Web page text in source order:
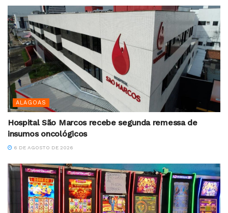
ALAGOAS
Hospital São Marcos recebe segunda remessa de
insumos oncológicos
6 DE AGOSTO DE 2026